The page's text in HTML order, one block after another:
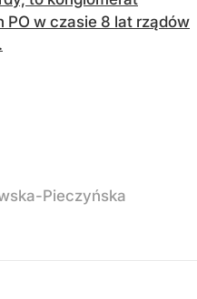
PO w czasie 8 lat rządów
Pieczyńska